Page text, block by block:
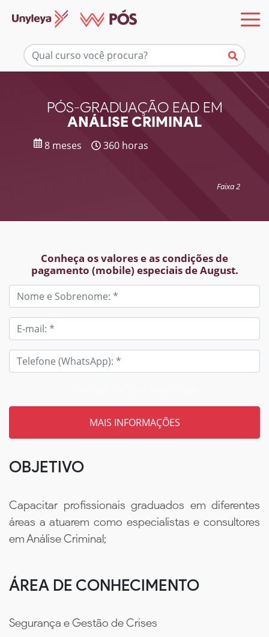
PÓS-GRADUAÇÃO EAD EM
ANÁLISE CRIMINAL
8 meses 360 horas
Faixa 2
Conheça os valores e as condições de
pagamento (mobile) especiais de August.
Mais informações
OBJETIVO
Capacitar profissionais graduados em diferentes
áreas a atuarem como especialistas e consultores
em Análise Criminal;
ÁREA DE CONHECIMENTO
Segurança e Gestão de Crises